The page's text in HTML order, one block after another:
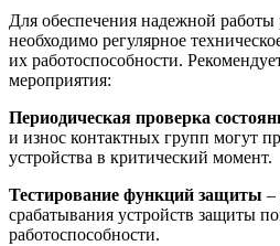
Для обеспечения надежной работы
необходимо регулярное
их работоспособности.
мероприятия:
Периодическая проверка
и износ контактных групп могут
устройства в критический момент.
Тестирование функций защиты –
срабатывания устройств защиты
работоспособности.